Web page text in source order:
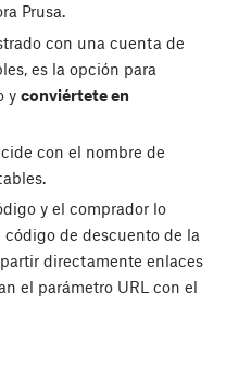
Prusa.
con una cuenta de
es la opción para
y conviértete en
con el nombre de
y el comprador lo
de descuento de la
directamente enlaces
el parámetro URL con el